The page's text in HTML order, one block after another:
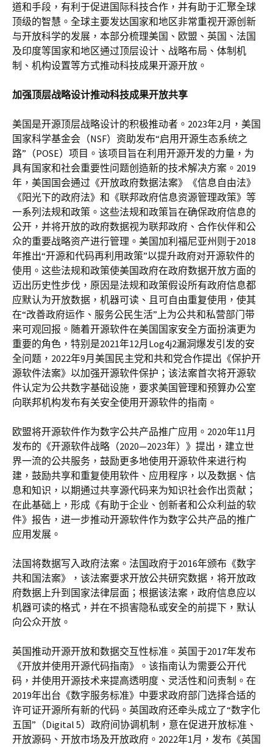
道和手段，有利于促进国际科技合作，并有助于汇聚全球
顶级的智慧。全球主要发达国家和地区非常重视开源创新
与开放科学的发展，本部分梳理美国、欧盟、英国、法国
及印度等国家和地区通过顶层设计、战略布局、体制机
制、机构设置等方式推动科技成果开源开放。
加强顶层战略设计推动科技成果开放共享
美国是开源顶层战略设计的积极推动者。2023年2月，美国
国家科学基金会（NSF）资助发布“启用开源生态系统之
路”（POSE）项目。该项目旨在利用开源开发的力量，为
具有国家和社会重要性问题创造新的技术解决方案。2019
年，美国国会通过《开放政府数据法案》《信息自由法》
《阳光下的政府法》和《联邦政府信息资源管理政策》等
一系列法规和政策。这些法规和政策旨在确保政府信息的
公开，并将开放的政府数据视为联邦政府、合作伙伴和公
众的重要战略资产进行管理。美国加利福尼亚州则于2018
年推出“开源和代码再利用政策”以提升政府对开源软件的
使用。这些法规和政策使美国政府在政府数据开放方面的
迈出历史性步伐，原因是法规和政策假设所有政府信息都
应默认为开放数据，机器可读、且可自由重复使用，使其
在“改善政府运作、服务公民生活”上为公共和私营部门带
来可观回报。随着开源软件在美国国家安全方面扮演更为
重要的角色，特别是2021年12月Log4j2漏洞爆发引发的安
全问题，2022年9月美国民主党和共和党合作提出《保护开
源软件法案》以加强开源软件保护；该法案首次将开源软
件认定为公共数字基础设施，要求美国管理和预算办公室
向联邦机构发布有关安全使用开源软件的指南。
欧盟将开源软件作为数字公共产品推广应用。2020年11月
发布的《开源软件战略（2020—2023年）》提出，建立世
界一流的公共服务，鼓励更多地使用开源软件来进行构
建，鼓励共享和重复使用软件、应用程序，以及数据、信
息和知识，以期通过共享源代码来为知识社会作出贡献；
在此基础上，形成《有助于企业、创新者和公众利益的软
件》报告，进一步推动开源软件作为数字公共产品的推广
应用发展。
法国将数据写入政府法案。法国政府于2016年颁布《数字
共和国法案》，该法案要求开放公共研究数据，将开放政
府数据上升到国家法律层面；根据该法案，政府信息应以
机器可读的格式，并在不损害隐私或安全的前提下，默认
向公众开放。
英国推动开源开放和数据交互性标准。英国于2017年发布
《开放并使用开源代码指南》。该指南认为需要公开代
码，并使用开源技术来提高透明度、灵活性和问责制。在
2019年出台《数字服务标准》中要求政府部门选择合适的
许可证开源所有新的代码。英国政府还牵头成立了“数字化
五国”（Digital 5）政府间协调机制，意在促进开放标准、
开放源码、开放市场及开放政府。2022年1月，发布《英国